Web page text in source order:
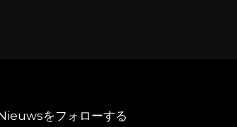
をフォローする